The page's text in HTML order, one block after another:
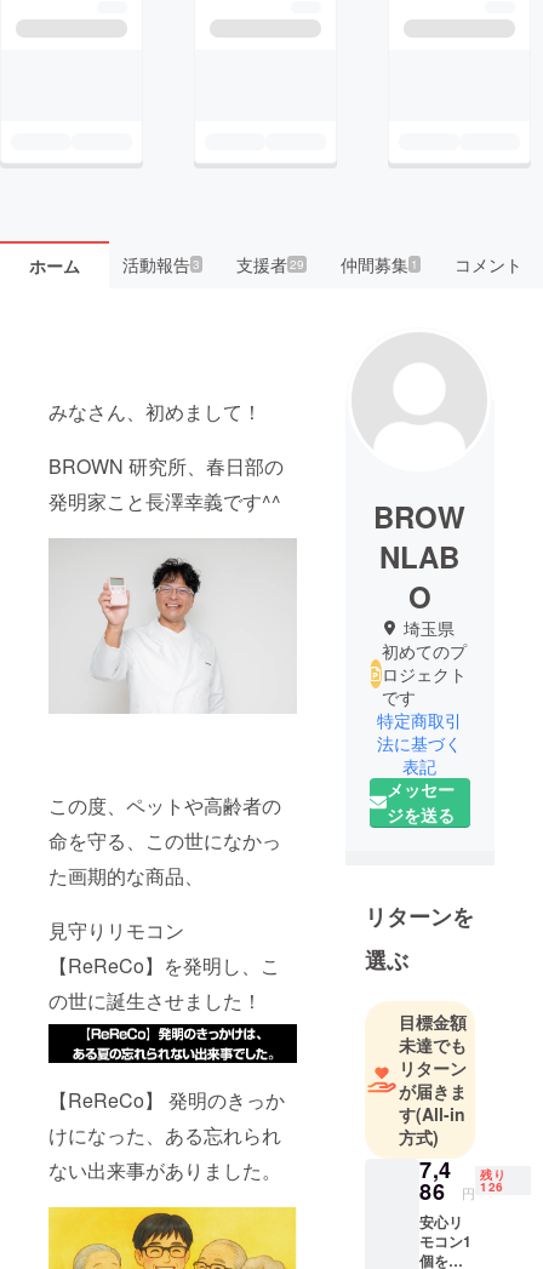
ホーム 活動報告3 支援者29 仲間募集 1 コメント
みなさん、初めまして！
BROWN 研究所、春日部の
発明家こと長澤幸義です^^
この度、ペットや高齢者の
命を守る、この世になかっ
た画期的な商品、
見守りリモコン
【ReReCo】を発明し、こ
の世に誕生させました！
【ReReCo】 発明のきっか
けになった、ある忘れられ
ない出来事がありました。
BROW
NLAB
O
埼玉県
初めてのプ
ロジェクト
です
特定商取引
法に基づく
表記
メッセー
ジを送る
リターンを
選ぶ
目標金額
未達でも
リターン
が届きま
す(All-in
方式)
7,4
86 円
残り
126
安心リ
モコン1
個をお